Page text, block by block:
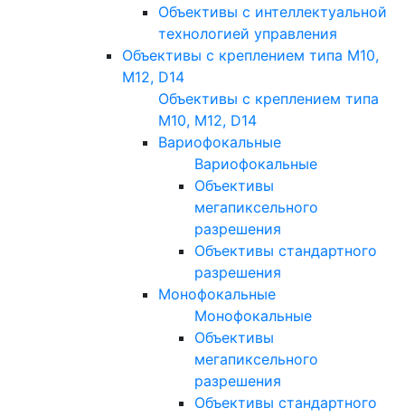
Объективы с интеллектуальной
технологией управления
Объективы с креплением типа M10,
M12, D14
Объективы с креплением типа
M10, M12, D14
Вариофокальные
Вариофокальные
Объективы
мегапиксельного
разрешения
Объективы стандартного
разрешения
Монофокальные
Монофокальные
Объективы
мегапиксельного
разрешения
Объективы стандартного